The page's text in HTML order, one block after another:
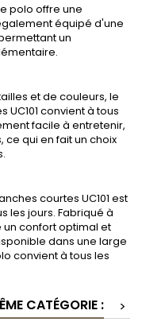
polo offre une
équipé d'une
un
et de couleurs, le
convient à tous
facile à entretenir,
ce qui en fait un choix
courtes UC101 est
les jours. Fabriqué à
un confort optimal et
dans une large
convient à tous les
CATÉGORIE :
>